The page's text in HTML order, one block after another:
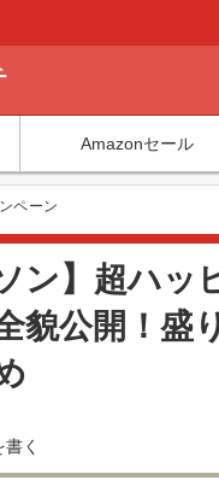
Amazonセール
ペーン
ン】超ハ
貌公開！盛